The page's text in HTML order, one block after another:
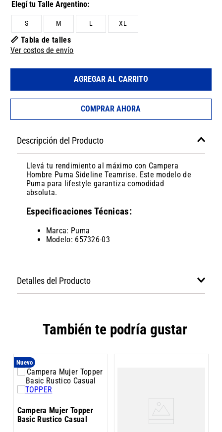
S M L XL
📏 Tabla de talles
Ver costos de envío
AGREGAR AL CARRITO
COMPRAR AHORA
Descripción del Producto
Llevá tu rendimiento al máximo con Campera
Hombre Puma Sideline Teamrise. Este modelo de
Puma para lifestyle garantiza comodidad
absoluta.
Especificaciones Técnicas:
Marca: Puma
Modelo: 657326-03
Detalles del Producto
También te podría gustar
Nuevo
Campera Mujer Topper
Basic Rustico Casual